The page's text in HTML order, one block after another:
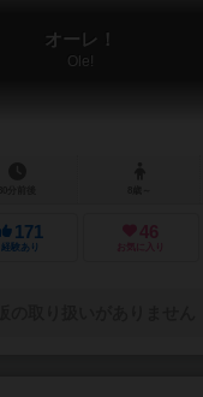
オーレ！
Ole!
171
経験あり
46
お気に入り